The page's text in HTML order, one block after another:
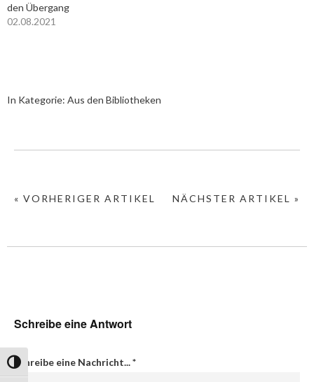
Umschalten auf hohe Kontraste
den Übergang
02.08.2021
In Kategorie: Aus den Bibliotheken
NÄCHSTER ARTIKEL »
« VORHERIGER ARTIKEL
Schreibe eine Antwort
Schreibe eine Nachricht...*